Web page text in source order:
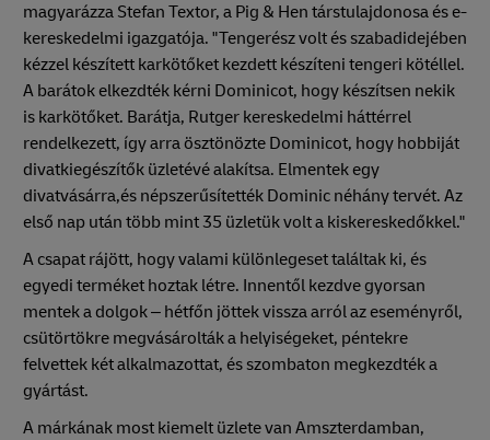
magyarázza Stefan Textor, a Pig & Hen társtulajdonosa és e-
kereskedelmi igazgatója. "Tengerész volt és szabadidejében
kézzel készített karkötőket kezdett készíteni tengeri kötéllel.
A barátok elkezdték kérni Dominicot, hogy készítsen nekik
is karkötőket. Barátja, Rutger kereskedelmi háttérrel
rendelkezett, így arra ösztönözte Dominicot, hogy hobbiját
divatkiegészítők üzletévé alakítsa. Elmentek egy
divatvásárra,és népszerűsítették Dominic néhány tervét. Az
első nap után több mint 35 üzletük volt a kiskereskedőkkel."
A csapat rájött, hogy valami különlegeset találtak ki, és
egyedi terméket hoztak létre. Innentől kezdve gyorsan
mentek a dolgok – hétfőn jöttek vissza arról az eseményről,
csütörtökre megvásárolták a helyiségeket, péntekre
felvettek két alkalmazottat, és szombaton megkezdték a
gyártást.
A márkának most kiemelt üzlete van Amszterdamban,